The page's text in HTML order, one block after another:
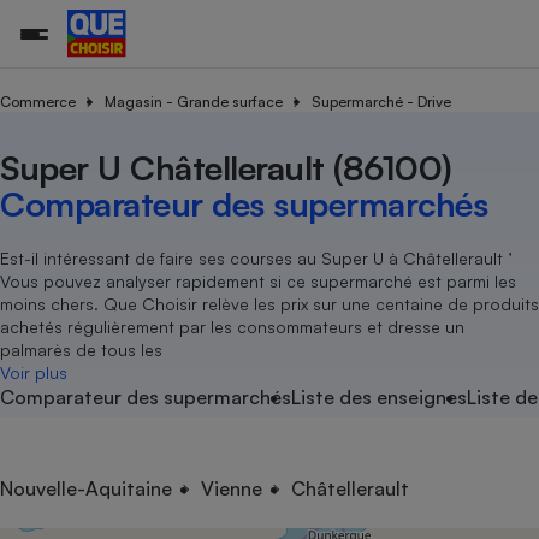
Commerce Magasin - Grande surface Supermarché - Drive
Super U Châtellerault (86100)
Comparateur des supermarchés
Est-il intéressant de faire ses courses au Super U à Châtellerault ’
Vous pouvez analyser rapidement si ce supermarché est parmi les
moins chers. Que Choisir relève les prix sur une centaine de produits
achetés régulièrement par les consommateurs et dresse un
palmarès de tous les
Voir plus
Comparateur des supermarchésListe des enseignesListe
Nouvelle-Aquitaine Vienne Châtellerault
Additifs
Nutrition
Assurance auto
Magasin - Grande surface
Méthode de vente -
Organismes de défense
Système judiciairegratuit
Déchet
Achat - Vente - Travaux
Location
Sport
électrique
Démarche administrative
Senior
Service marchand
Train
Transport aérien
Toutes les actualités
Enquêtes
Guides d'achat
Conseils
Brèves
Tous les services
Soumettre un litige
Lettres types
Rencontrer une association locale
Tous nos combats
Nos actions
Nos grandes victoires
Les billets de la présidente
Nos associations locales
Nous rejoindre
En savoir plus sur Que Choisir Ensemble
nous ?
L’association
Nos missions
Notre méthodologie
Notre financement
Nos partenaires
Nous rejoindre